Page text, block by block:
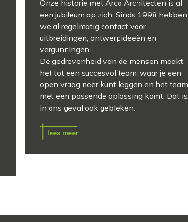
Onze historie met Arco Architecten is al
een jubileum op zich. Sinds 1998 hebben
we al regelmatig contact voor
uitbreidingen, ontwerpideeën en
vergunningen.
De gedrevenheid van de mensen maakt
het tot een succesvol team, waar je een
open vraag neer kunt leggen en het team
met een passende oplossing komt. Dat is
in ons geval ook gebleken.
lees meer